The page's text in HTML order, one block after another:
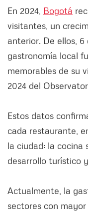
En 2024, Bogotá
visitantes, un
anterior. De ellos,
gastronomía local
memorables de su
2024 del
Estos datos
cada restaurante,
la ciudad: la cocina
desarrollo turístico
Actualmente, la
sectores con